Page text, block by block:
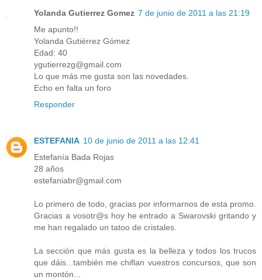
Yolanda Gutierrez Gomez 7 de junio de 2011 a las 21:19
Me apunto!!
Yolanda Gutiérrez Gómez
Edad: 40
ygutierrezg@gmail.com
Lo que más me gusta son las novedades.
Echo en falta un foro
Responder
ESTEFANIA 10 de junio de 2011 a las 12:41
Estefanía Bada Rojas
28 años
estefaniabr@gmail.com
Lo primero de todo, gracias por informarnos de esta promo.
Gracias a vosotr@s hoy he entrado a Swarovski gritando y
me han regalado un tatoo de cristales.
La sección que más gusta es la belleza y todos los trucos
que dáis...también me chiflan vuestros concursos, que son
un montón...